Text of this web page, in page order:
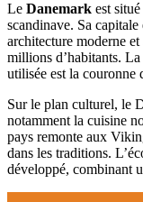
Le Danemark est
scandinave. Sa capitale
architecture moderne
millions d’habitants.
utilisée est la couronne
Sur le plan culturel, le
notamment la cuisine
pays remonte aux
dans les traditions.
développé, combinant